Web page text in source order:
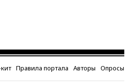
Правила портала Авторы Опросы